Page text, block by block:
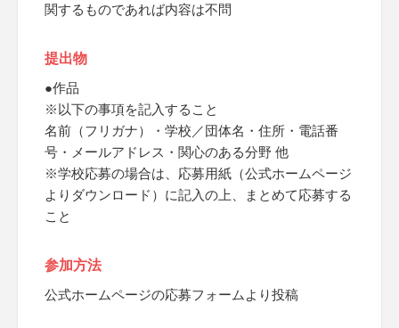
関するものであれば内容は不問
提出物
●作品
※以下の事項を記入すること
名前（フリガナ）・学校／団体名・住所・電話番
号・メールアドレス・関心のある分野 他
※学校応募の場合は、応募用紙（公式ホームページ
よりダウンロード）に記入の上、まとめて応募する
こと
参加方法
公式ホームページの応募フォームより投稿